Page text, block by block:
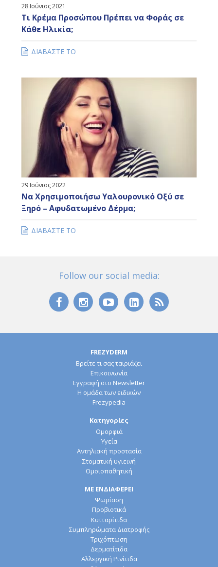
28 Ιούνιος 2021
Τι Κρέμα Προσώπου Πρέπει να Φοράς σε
Κάθε Ηλικία;
ΔΙΑΒΑΣΤΕ ΤΟ
29 Ιούνιος 2022
Να Χρησιμοποιήσω Υαλουρονικό Οξύ σε
Ξηρό – Αφυδατωμένο Δέρμα;
ΔΙΑΒΑΣΤΕ ΤΟ
Follow our social media:
FREZYDERM
Βρείτε τι σας ταιριάζει
Επικοινωνία
Εγγραφή στο Newsletter
Η ομάδα των ειδικών
Frezypedia
Κατηγορίες
Ομορφιά
Υγεία
Αντηλιακή προστασία
Στοματική υγιεινή
Ομοιοπαθητική
ΜΕ ΕΝΔΙΑΦΕΡΕΙ
Ψωρίαση
Προβιοτικά
Κυτταρίτιδα
Συμπληρώματα Διατροφής
Τριχόπτωση
Δερματίτιδα
Αλλεργική Ρινίτιδα